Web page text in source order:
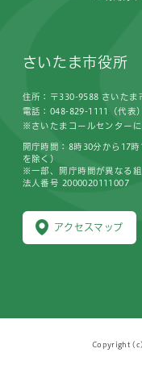
さいたま市役所
住所：〒330-9588 さいたま
電話：048-829-1111（代表）
※さいたまコールセンターに
アクセスマップ
開庁時間：8時30分から17
を除く）
※一部、開庁時間が異なる組
法人番号 2000020111007
Copyright